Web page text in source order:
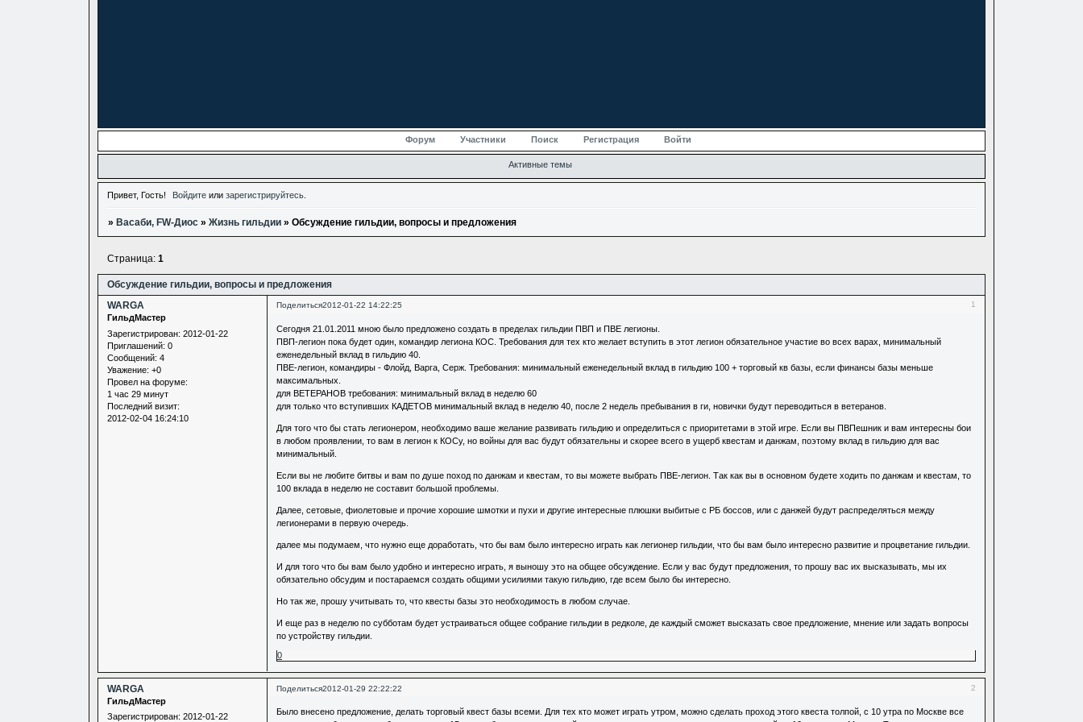
Форум Участники Поиск Регистрация Войти
Активные темы
Привет, Гость! Войдите илизарегистрируйтесь
» Васаби, FW-Диос »Жизнь гильдии »Обсуждение гильдии, вопросы и предложения
Обсуждение гильдии, вопросы и предложения
Страница:1
Поделиться 1
2012-01-22 14:22:25
WARGA
ГильдМастер
Зарегистрирован: 2012-01-22
Приглашений: 0
Сообщений: 4
Уважение: +0
Провел на форуме:
1 час 29 минут
Последний визит:
2012-02-04 16:24:10
Сегодня 21.01.2011 мною было предложено создать в пределах гильдии ПВП и ПВЕ легионы.
ПВП-легион пока будет один, командир легиона КОС. Требования для тех кто желает вступить в этот легион обязательное участие во всех варах, минимальный
еженедельный вклад в гильдию 40.
ПВЕ-легион, командиры - Флойд, Варга, Серж. Требования: минимальный еженедельный вклад в гильдию 100 + торговый кв базы, если финансы базы меньше
максимальных.
для ВЕТЕРАНОВ требования: минимальный вклад в неделю 60
для только что вступивших КАДЕТОВ минимальный вклад в неделю 40, после 2 недель пребывания в ги, новички будут переводиться в ветеранов.
Для того что бы стать легионером, необходимо ваше желание развивать гильдию и определиться с приоритетами в этой игре. Если вы ПВПешник и вам интересны бои
в любом проявлении, то вам в легион к КОСу, но войны для вас будут обязательны и скорее всего в ущерб квестам и данжам, поэтому вклад в гильдию для вас
минимальный.
Если вы не любите битвы и вам по душе поход по данжам и квестам, то вы можете выбрать ПВЕ-легион. Так как вы в основном будете ходить по данжам и квестам, то
100 вклада в неделю не составит большой проблемы.
Далее, сетовые, фиолетовые и прочие хорошие шмотки и пухи и другие интересные плюшки выбитые с РБ боссов, или с данжей будут распределяться между
легионерами в первую очередь.
далее мы подумаем, что нужно еще доработать, что бы вам было интересно играть как легионер гильдии, что бы вам было интересно развитие и процветание гильдии.
И для того что бы вам было удобно и интересно играть, я выношу это на общее обсуждение. Если у вас будут предложения, то прошу вас их высказывать, мы их
обязательно обсудим и постараемся создать общими усилиями такую гильдию, где всем было бы интересно.
Но так же, прошу учитывать то, что квесты базы это необходимость в любом случае.
И еще раз в неделю по субботам будет устраиваться общее собрание гильдии в редколе, де каждый сможет высказать свое предложение, мнение или задать вопросы
по устройству гильдии.
0
Поделиться 2
2012-01-29 22:22:22
WARGA
ГильдМастер
Зарегистрирован: 2012-01-22
Было внесено предложение, делать торговый квест базы всеми. Для тех кто может играть утром, можно сделать проход этого квеста толпой, с 10 утра по Москве все